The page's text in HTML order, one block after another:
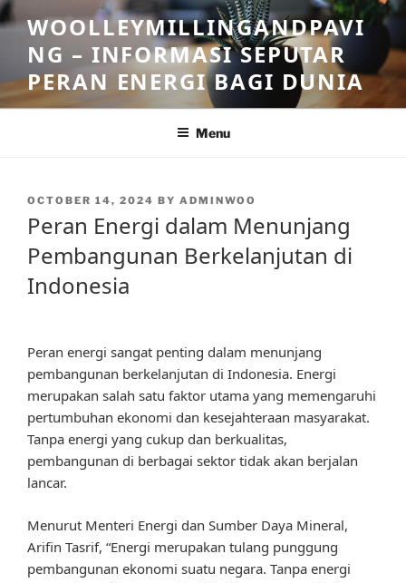
Skip
to
content
WOOLLEYMILLINGANDPAVI
NG – INFORMASI SEPUTAR
PERAN ENERGI BAGI DUNIA
Menu
POSTED
OCTOBER 14, 2024 BY ADMINWOO
Peran Energi dalam Menunjang
Pembangunan Berkelanjutan di
Indonesia
Peran energi sangat penting dalam menunjang
pembangunan berkelanjutan di Indonesia. Energi
merupakan salah satu faktor utama yang memengaruhi
pertumbuhan ekonomi dan kesejahteraan masyarakat.
Tanpa energi yang cukup dan berkualitas,
pembangunan di berbagai sektor tidak akan berjalan
lancar.
Menurut Menteri Energi dan Sumber Daya Mineral,
Arifin Tasrif, “Energi merupakan tulang punggung
pembangunan ekonomi suatu negara. Tanpa energi